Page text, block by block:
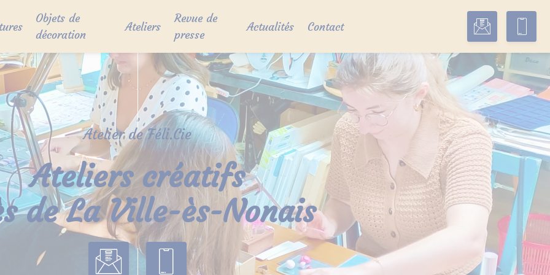
Objets de
décoration
Ateliers
Revue de
presse
Actualités Contact
Atelier de Féli.Cie
Ateliers créatifs
de La Ville-ès-Nonais